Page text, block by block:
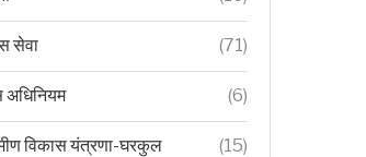
सेवा (71)
अधिनियम (6)
विकास यंत्रणा-घरकुल (15)